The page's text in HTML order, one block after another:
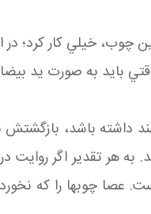
خيلي کار کرد؛ در
بايد به صورت يد
باشد، بازگشتش به
به هر تقدير اگر
عصا چوب ها را که